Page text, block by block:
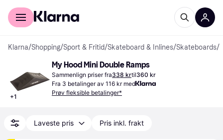
For kunder
Klarna/Shopping/Sport & Fritid/Skateboard & Inlines/Skateboards/
+1
My Hood Mini Double Ramps
Sammenlign priser fra338 krtil360 kr
Fra 3 betalinger av 116 kr med
Prøv fleksible betalinger*
Laveste pris Pris inkl. frakt